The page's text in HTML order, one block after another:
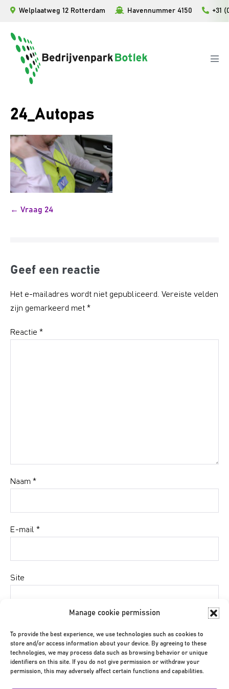
Manage cookie permission
To provide the best experience, we use technologies such as cookies to
store and/or access information about your device. By agreeing to these
technologies, we may process data such as browsing behavior or unique
identifiers on this site. If you do not give permission or withdraw your
permission, this may adversely affect certain functions and capabilities.
inhoud
Welplaatweg 12 Rotterdam Havennummer 4150 +31
24_Autopas
Bericht
← Vraag 24
Geef een reactie
Het e-mailadres wordt niet gepubliceerd. Vereiste velden
zijn gemarkeerd met *
Reactie *
Naam *
E-mail *
Site
voor de volgende keer wanneer ik een reactie plaats.